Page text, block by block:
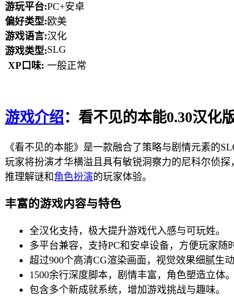
游玩平台:PC+安卓
偏好类型:欧美
游戏语言:汉化
游戏类型:SLG
XP口味: 一般正常
游戏介绍：看不见的本能0.30汉化
《看不见的本能》是一款融合了策略与剧情元素的
玩家将扮演才华横溢且具有敏锐洞察力的尼科尔侦
推理解谜和角色扮演的玩家体验。
丰富的游戏内容与特色
全汉化支持，极大提升游戏代入感与可玩姓。
多平台兼容，支持PC和安卓设备，方便玩家随
超过900个高清CG渲染画面，视觉效果细腻生动
1500余行深度脚本，剧情丰富，角色塑造立体。
包含多个新成就系统，增加游戏挑战与趣味。